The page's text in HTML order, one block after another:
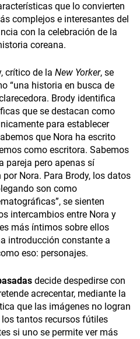
que lo convierten
complejos e interesantes del
con la celebración de la
coreana.
crítico de la New Yorker, se
“una historia en busca de
Brody identifica
que se destacan como
para establecer
que Nora ha escrito
como escritora. Sabemos
pareja pero apenas sí
Nora. Para Brody, los datos
son como
se sienten
intercambios entre Nora y
más íntimos sobre ellos
introducción constante a
eso: personajes.
decide despedirse con
acrecentar, mediante la
que las imágenes no logran
tantos recursos fútiles
si uno se permite ver más